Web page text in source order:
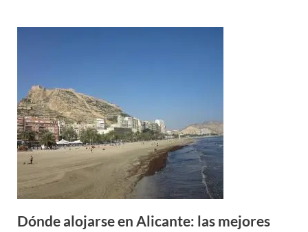
Dónde alojarse en Alicante: las mejores